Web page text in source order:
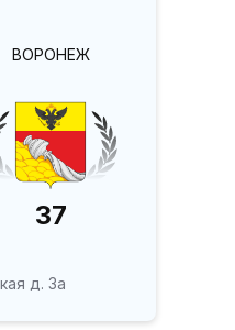
ВОРОНЕЖ
37
д. 3а